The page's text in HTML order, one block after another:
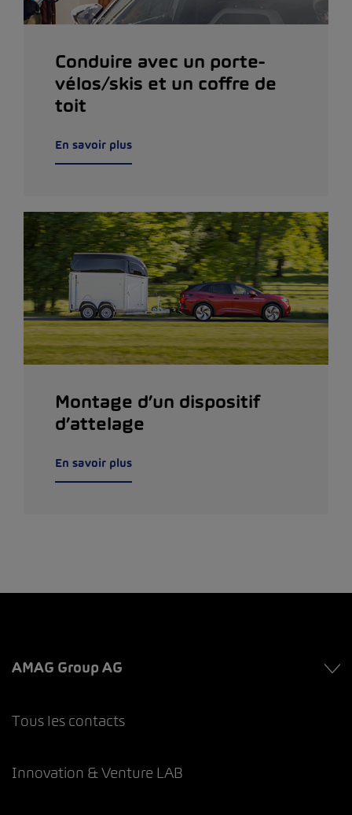
Conduire avec un porte-
vélos/skis et un coffre de
toit
En savoir plus
Montage d’un dispositif
d’attelage
En savoir plus
AMAG Group AG
Tous les contacts
Innovation & Venture LAB